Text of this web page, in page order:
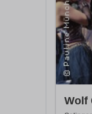
Wolf